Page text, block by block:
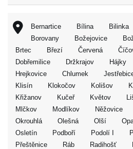
Bernartice Bílina Bilinka
Borovany
Božejovice
Brtec
Březí Červená
Dobřemilice
Držkrajov Hájky
Hrejkovice
Chlumek
Klisín
Klokočov Kolišov
Křižanov
Kučeř Květov
Mlčkov
Modlíkov Něžovice
Okrouhlá
Olešná Olší
Osletín
Podboří Podolí I
Přeštěnice
Ráb Radihošť